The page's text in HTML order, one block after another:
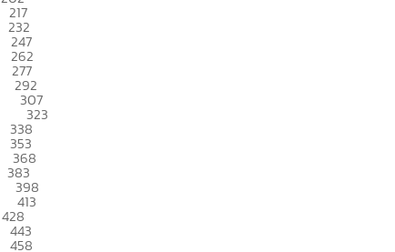
217
232
247
262
277
292
307
323
338
353
368
383
398
413
428
443
458